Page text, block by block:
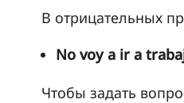
В отрицательных
No voy a ir a
Чтобы задать